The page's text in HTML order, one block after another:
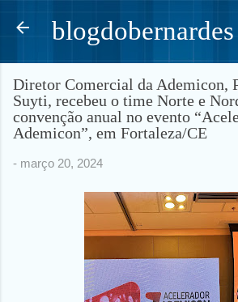
Pular para o conteúdo
blogdobernardes
Diretor Comercial da Ademicon,
Suyti, recebeu o time Norte e
convenção anual no evento
Ademicon”, em Fortaleza/CE
- março 20, 2024